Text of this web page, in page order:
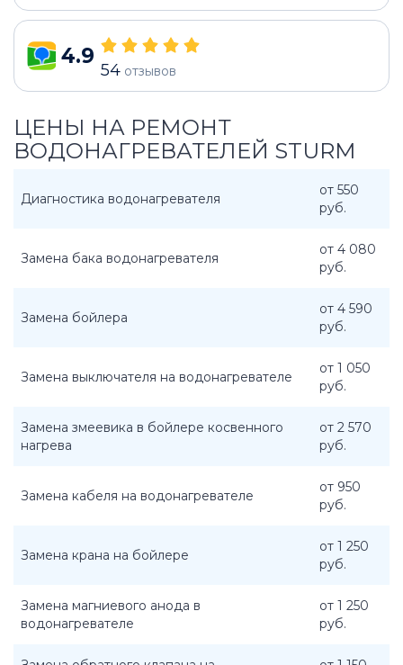
4.9
54 отзывов
ЦЕНЫ НА РЕМОНТ
ВОДОНАГРЕВАТЕЛЕЙ STURM
Диагностика водонагревателя
от 550
руб.
Замена бака водонагревателя
от 4 080
руб.
Замена бойлера
от 4 590
руб.
Замена выключателя на водонагревателе
от 1 050
руб.
Замена змеевика в бойлере косвенного
нагрева
от 2 570
руб.
Замена кабеля на водонагревателе
от 950
руб.
Замена крана на бойлере
от 1 250
руб.
Замена магниевого анода в
водонагревателе
от 1 250
руб.